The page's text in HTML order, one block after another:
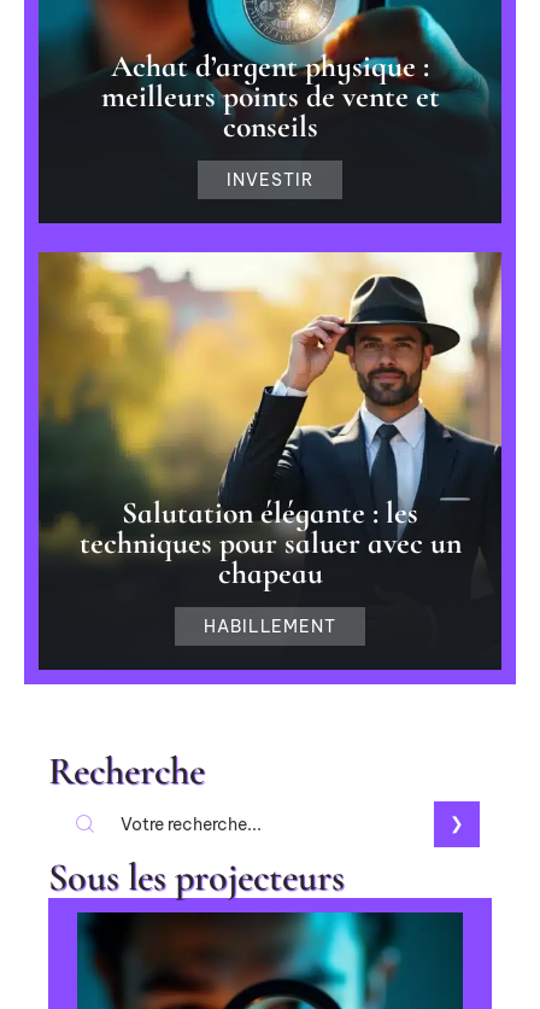
Achat d’argent physique :
meilleurs points de vente et
conseils
INVESTIR
Salutation élégante : les
techniques pour saluer avec un
chapeau
HABILLEMENT
Recherche
Sous les projecteurs